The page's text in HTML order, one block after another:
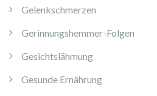
Gelenkschmerzen
Gerinnungshemmer-Folgen
Gesichtslähmung
Gesunde Ernährung